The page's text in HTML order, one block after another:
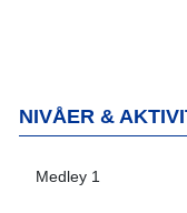
NIVÅER &
Medley 1